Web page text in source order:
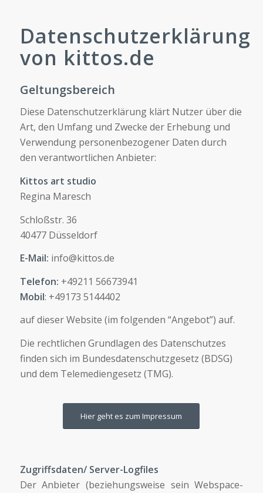
Datenschutzerklärung
von kittos.de
Geltungsbereich
Diese Datenschutzerklärung klärt Nutzer über die
Art, den Umfang und Zwecke der Erhebung und
Verwendung personenbezogener Daten durch
den verantwortlichen Anbieter:
Kittos art studio
Regina Maresch
Schloßstr. 36
40477 Düsseldorf
E-Mail: info@kittos.de
Telefon: +49211 56673941
Mobil: +49173 5144402
auf dieser Website (im folgenden “Angebot”) auf.
Die rechtlichen Grundlagen des Datenschutzes
finden sich im Bundesdatenschutzgesetz (BDSG)
und dem Telemediengesetz (TMG).
Hier geht es zum Impressum
Zugriffsdaten/ Server-Logfiles
Der Anbieter (beziehungsweise sein Webspace-